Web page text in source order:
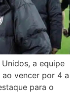
a equipe
ao vencer por 4 a
para o